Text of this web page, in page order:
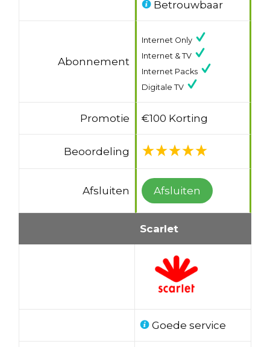
Betrouwbaar
Abonnement
Internet Only
Internet & TV
Internet Packs
Digitale TV
Promotie €100 Korting
Beoordeling
Afsluiten Afsluiten
Scarlet
Goede service